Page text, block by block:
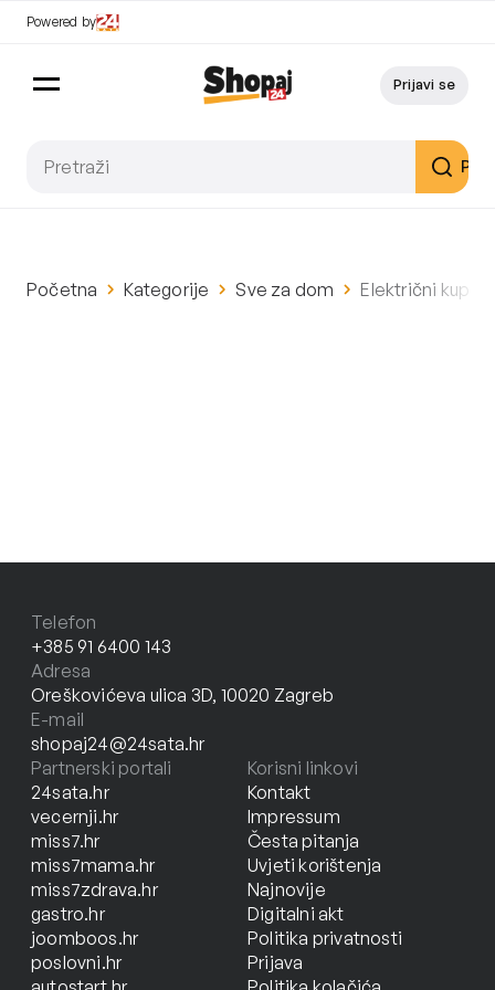
Powered by
Prijavi se
Početna Kategorije Sve za dom Električni
Telefon
+385 91 6400 143
Adresa
Oreškovićeva ulica 3D, 10020 Zagreb
E-mail
shopaj24@24sata.hr
Partnerski portali
24sata.hr
vecernji.hr
miss7.hr
miss7mama.hr
miss7zdrava.hr
gastro.hr
joomboos.hr
poslovni.hr
Korisni linkovi
Kontakt
Impressum
Česta pitanja
Uvjeti korištenja
Najnovije
Digitalni akt
Politika privatnosti
Prijava